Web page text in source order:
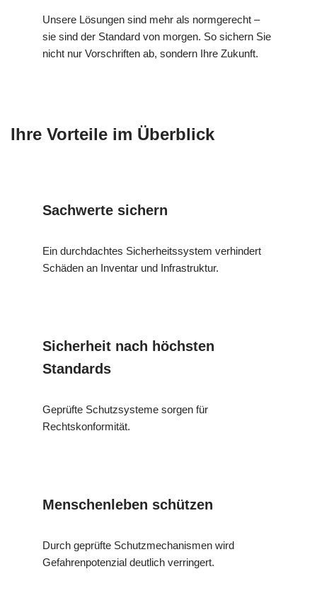
Unsere Lösungen sind mehr als normgerecht –
sie sind der Standard von morgen. So sichern Sie
nicht nur Vorschriften ab, sondern Ihre Zukunft.
Ihre Vorteile im Überblick
Sachwerte sichern
Ein durchdachtes Sicherheitssystem verhindert
Schäden an Inventar und Infrastruktur.
Sicherheit nach höchsten
Standards
Geprüfte Schutzsysteme sorgen für
Rechtskonformität.
Menschenleben schützen
Durch geprüfte Schutzmechanismen wird
Gefahrenpotenzial deutlich verringert.